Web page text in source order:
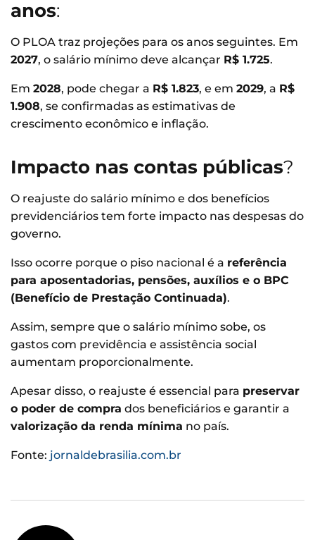
anos:
O PLOA traz projeções para os anos seguintes. Em
2027, o salário mínimo deve alcançar R$ 1.725.
Em 2028, pode chegar a R$ 1.823, e em 2029, a R$
1.908, se confirmadas as estimativas de
crescimento econômico e inflação.
Impacto nas contas públicas?
O reajuste do salário mínimo e dos benefícios
previdenciários tem forte impacto nas despesas do
governo.
Isso ocorre porque o piso nacional é a referência
para aposentadorias, pensões, auxílios e o BPC
(Benefício de Prestação Continuada).
Assim, sempre que o salário mínimo sobe, os
gastos com previdência e assistência social
aumentam proporcionalmente.
Apesar disso, o reajuste é essencial para preservar
o poder de compra dos beneficiários e garantir a
valorização da renda mínima no país.
Fonte: jornaldebrasilia.com.br